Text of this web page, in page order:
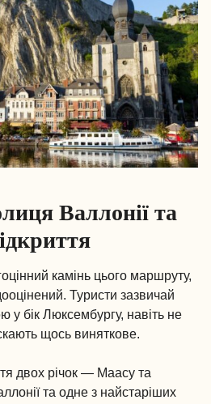
Валлонії та
камінь цього маршруту,
Туристи зазвичай
у бік Люксембургу, навіть не
щось виняткове.
двох річок — Маасу та
та одне з найстаріших